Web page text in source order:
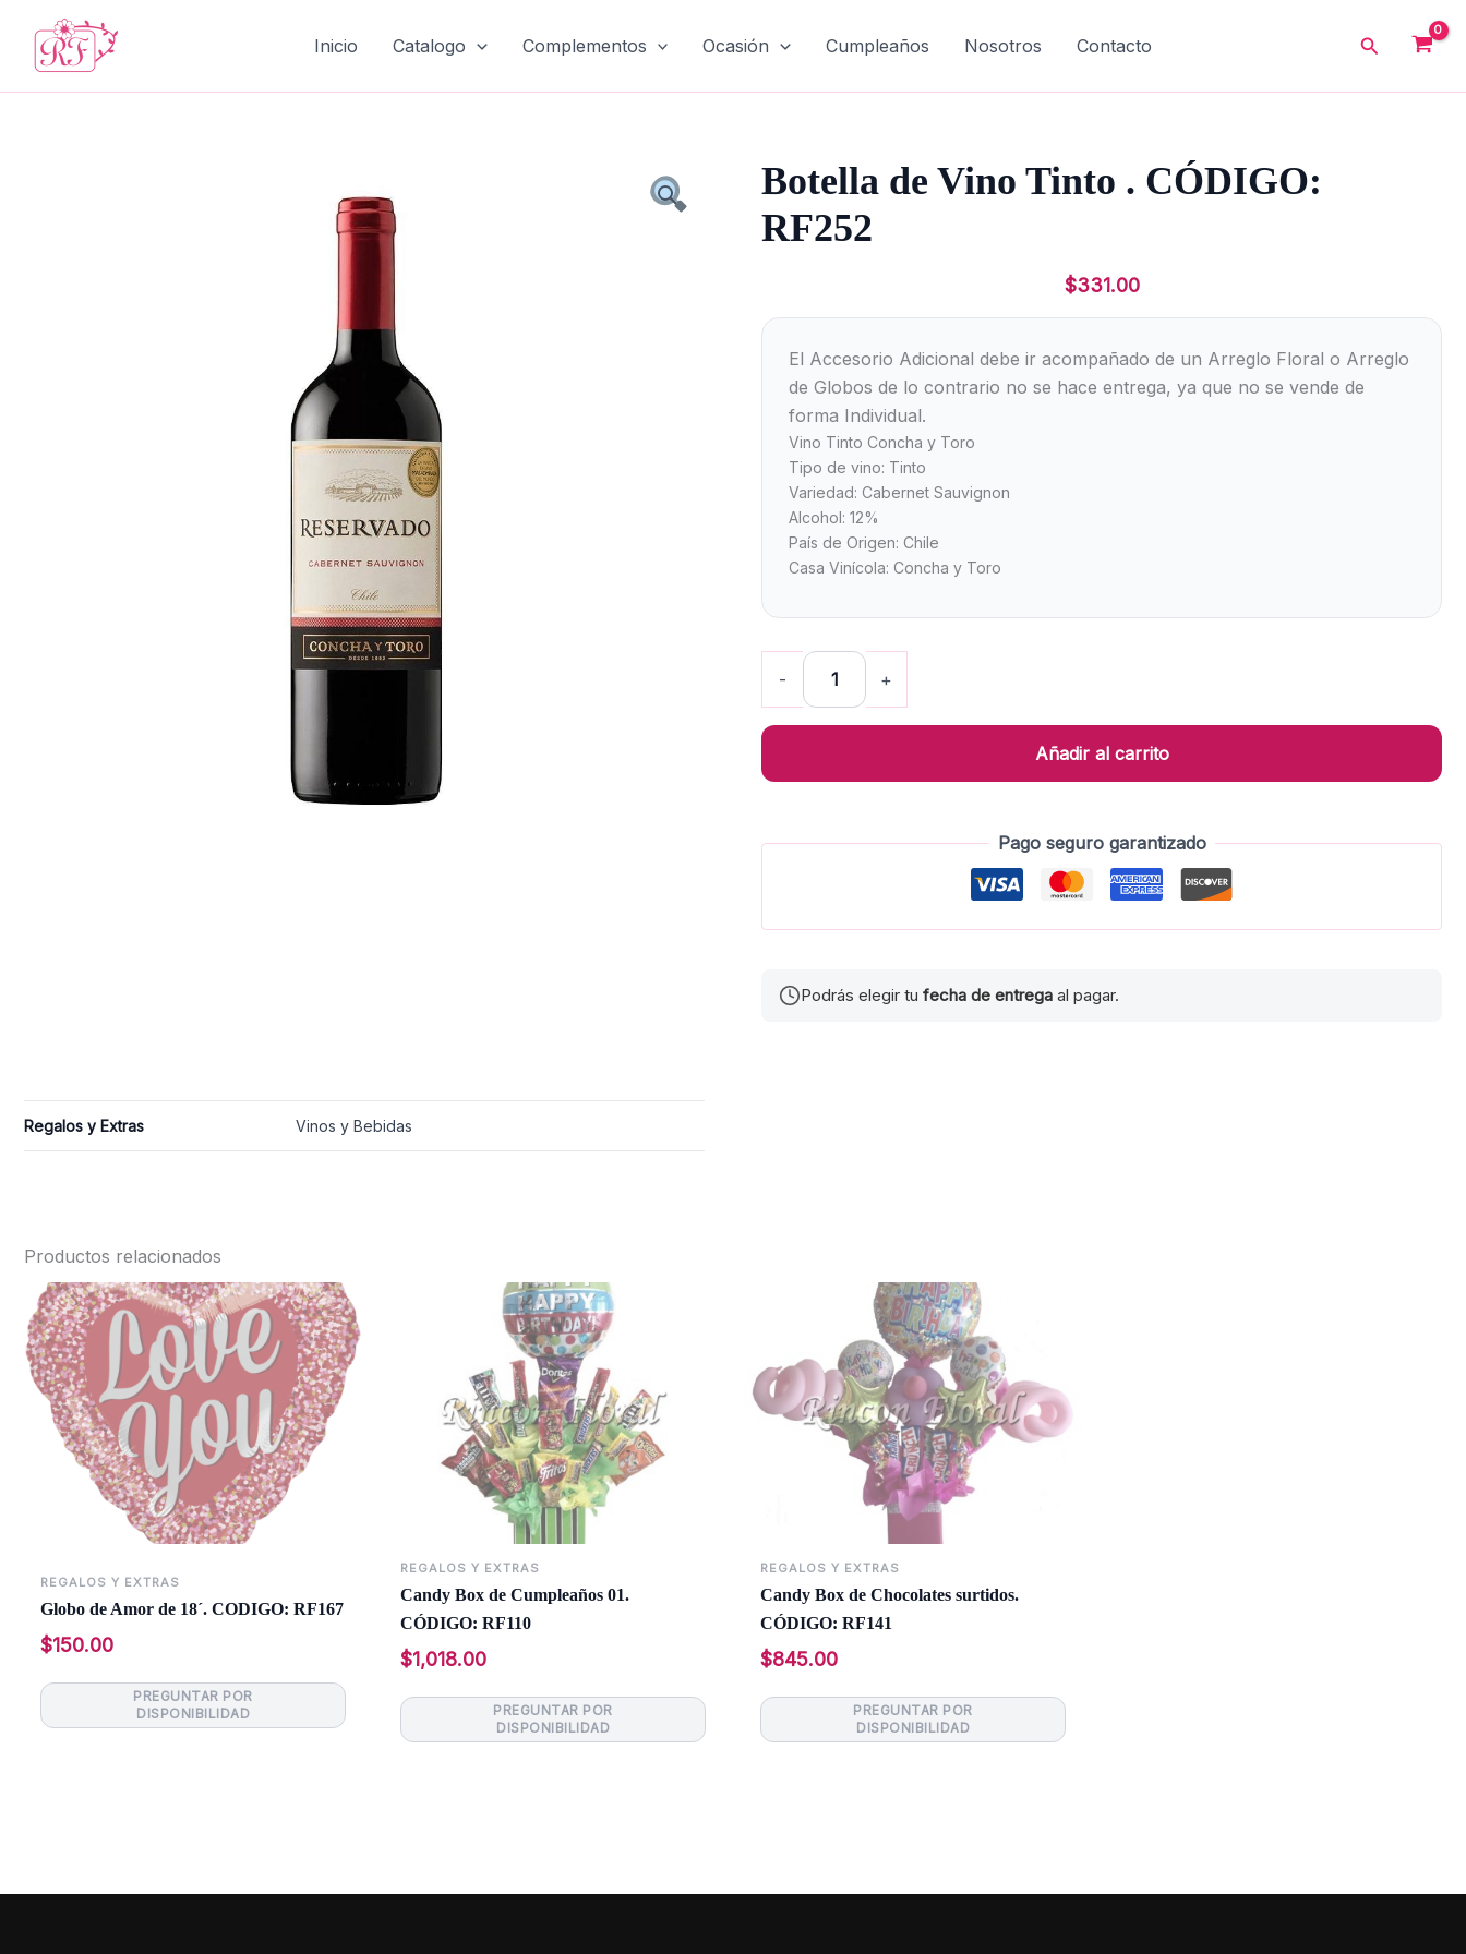
contenido
Inicio Catalogo Complementos Ocasión Cumpleaños Nosotros Contacto Buscar
Botella de Vino Tinto . CÓDIGO:
RF252
$331.00
El Accesorio Adicional debe ir acompañado de un Arreglo Floral o Arreglo
de Globos de lo contrario no se hace entrega, ya que no se vende de
forma Individual.
Vino Tinto Concha y Toro
Tipo de vino: Tinto
Variedad: Cabernet Sauvignon
Alcohol: 12%
País de Origen: Chile
Casa Vinícola: Concha y Toro
-
Botella
de
Vino
Tinto
cantidad
+
Añadir al carrito
Pago seguro garantizado
Podrás elegir tu fecha de entrega al pagar.
Regalos y Extras Vinos y Bebidas
Productos relacionados
REGALOS Y EXTRAS
Globo de Amor de 18´. CODIGO: RF167
$150.00
Leer más
REGALOS Y EXTRAS
Candy Box de Cumpleaños 01.
CÓDIGO: RF110
$1,018.00
Leer más
REGALOS Y EXTRAS
Candy Box de Chocolates surtidos.
CÓDIGO: RF141
$845.00
Leer más